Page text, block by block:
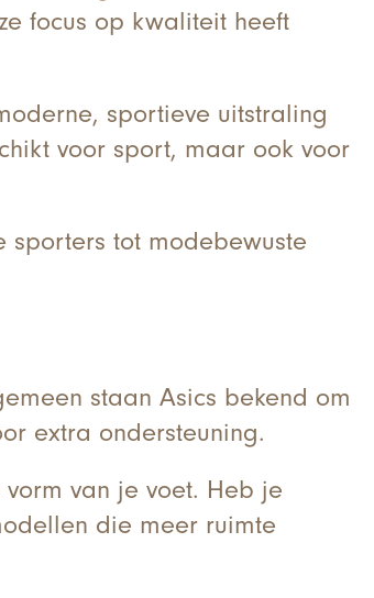
focus op kwaliteit heeft
sportieve uitstraling
voor sport, maar ook voor
tot modebewuste
staan Asics bekend om
extra ondersteuning.
van je voet. Heb je
die meer ruimte